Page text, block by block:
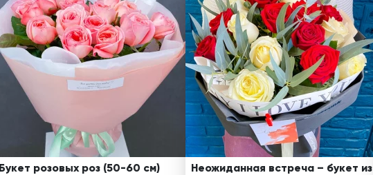
Букет розовых роз (50-60 см)
Неожиданная встреча – букет из